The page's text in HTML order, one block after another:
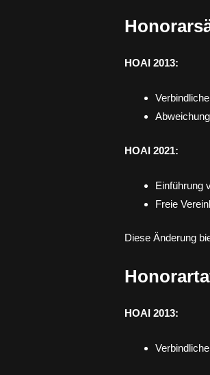
HOAI 2013:
HOAI 2021:
Einführung
Freie
Diese Änderung
HOAI 2013: